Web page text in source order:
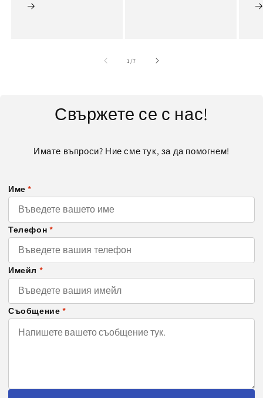
1 /от
7
Свържете се с нас!
Имате въпроси? Ние сме тук, за да помогнем!
Име*
Телефон *
Имейл *
Съобщение *